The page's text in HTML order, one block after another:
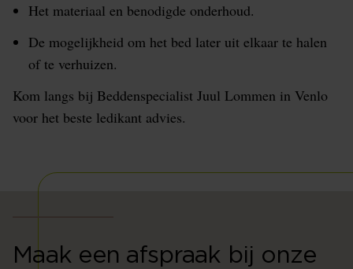
Het materiaal en benodigde onderhoud.
De mogelijkheid om het bed later uit elkaar te halen
of te verhuizen.
Kom langs bij Beddenspecialist Juul Lommen in Venlo
voor het beste ledikant advies.
Maak een afspraak bij onze